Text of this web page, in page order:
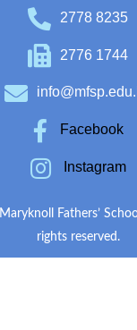
2778 8235
2776 1744
Facebook
Instagram
Fathers’
rights reserved.